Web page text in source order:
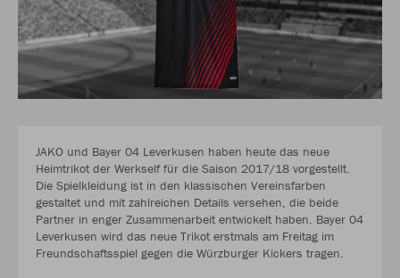
JAKO und Bayer 04 Leverkusen haben heute das neue
Heimtrikot der Werkself für die Saison 2017/18 vorgestellt.
Die Spielkleidung ist in den klassischen Vereinsfarben
gestaltet und mit zahlreichen Details versehen, die beide
Partner in enger Zusammenarbeit entwickelt haben. Bayer 04
Leverkusen wird das neue Trikot erstmals am Freitag im
Freundschaftsspiel gegen die Würzburger Kickers tragen.